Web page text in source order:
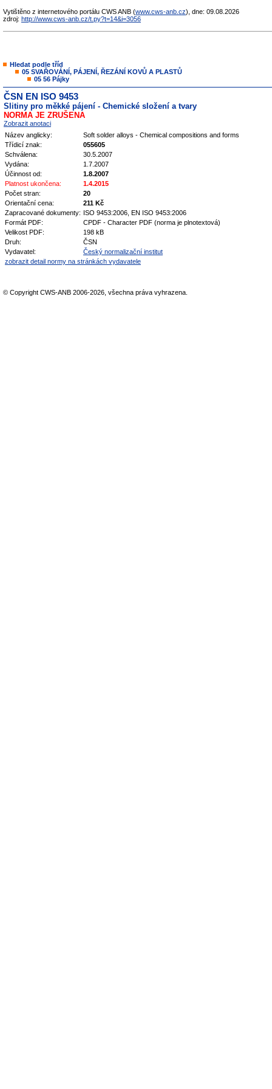
Vytištěno z internetového portálu CWS ANB (www.cws-anb.cz), dne: 09.08.2026
zdroj: http://www.cws-anb.cz/t.py?t=14&i=3056
Hledat podle tříd
05 SVAŘOVÁNÍ, PÁJENÍ, ŘEZÁNÍ KOVŮ A PLASTŮ
05 56 Pájky
ČSN EN ISO 9453
Slitiny pro měkké pájení - Chemické složení a tvary
NORMA JE ZRUŠENA
Zobrazit anotaci
Název anglicky:
Soft solder alloys - Chemical compositions and forms
Třídicí znak:
055605
Schválena:
30.5.2007
Vydána:
1.7.2007
Účinnost od:
1.8.2007
Platnost ukončena:
1.4.2015
Počet stran:
20
Orientační cena:
211 Kč
Zapracované dokumenty:
ISO 9453:2006, EN ISO 9453:2006
Formát PDF:
CPDF - Character PDF (norma je plnotextová)
Velikost PDF:
198 kB
Druh:
ČSN
Vydavatel:
Český normalizační institut
zobrazit detail normy na stránkách vydavatele
© Copyright CWS-ANB 2006-2026, všechna práva vyhrazena.